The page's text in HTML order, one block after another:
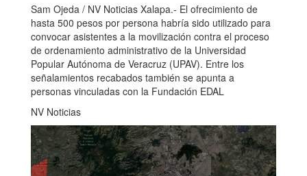
Sam Ojeda / NV Noticias Xalapa.- El ofrecimiento de
hasta 500 pesos por persona habría sido utilizado para
convocar asistentes a la movilización contra el proceso
de ordenamiento administrativo de la Universidad
Popular Autónoma de Veracruz (UPAV). Entre los
señalamientos recabados también se apunta a
personas vinculadas con la Fundación EDAL
NV Noticias